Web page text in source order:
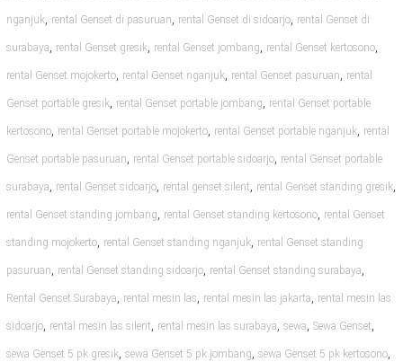
nganjuk, rental Genset di pasuruan, rental Genset di sidoarjo, rental Genset di
surabaya, rental Genset gresik, rental Genset jombang, rental Genset kertosono,
rental Genset mojokerto, rental Genset nganjuk, rental Genset pasuruan, rental
Genset portable gresik, rental Genset portable jombang, rental Genset portable
kertosono, rental Genset portable mojokerto, rental Genset portable nganjuk, rental
Genset portable pasuruan, rental Genset portable sidoarjo, rental Genset portable
surabaya, rental Genset sidoarjo, rental genset silent, rental Genset standing gresik,
rental Genset standing jombang, rental Genset standing kertosono, rental Genset
standing mojokerto, rental Genset standing nganjuk, rental Genset standing
pasuruan, rental Genset standing sidoarjo, rental Genset standing surabaya,
Rental Genset Surabaya, rental mesin las, rental mesin las jakarta, rental mesin las
sidoarjo, rental mesin las silent, rental mesin las surabaya, sewa, Sewa Genset,
sewa Genset 5 pk gresik, sewa Genset 5 pk jombang, sewa Genset 5 pk kertosono,